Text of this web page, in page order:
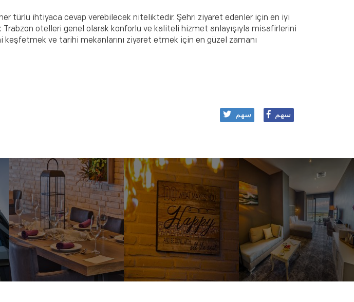
türlü ihtiyaca cevap verebilecek niteliktedir. Şehri ziyaret edenler için en iyi
otelleri genel olarak konforlu ve kaliteli hizmet anlayışıyla misafirlerini
ve tarihi mekanlarını ziyaret etmek için en güzel zamanı
سهم سهم